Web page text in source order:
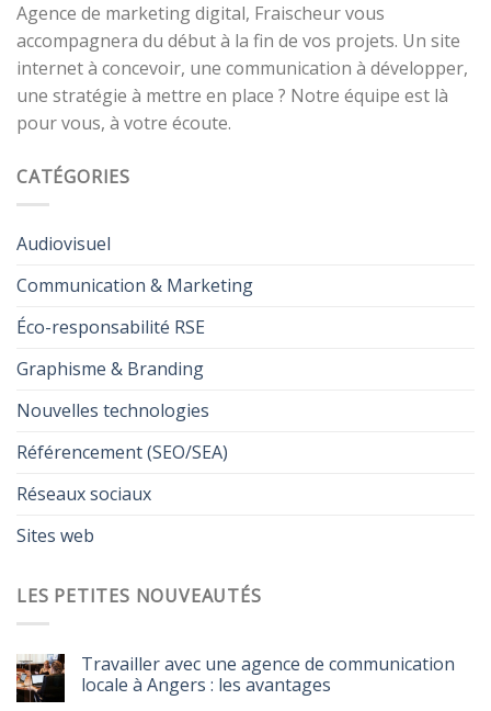
Agence de marketing digital, Fraischeur vous
accompagnera du début à la fin de vos projets. Un site
internet à concevoir, une communication à développer,
une stratégie à mettre en place ? Notre équipe est là
pour vous, à votre écoute.
CATÉGORIES
Audiovisuel
Communication & Marketing
Éco-responsabilité RSE
Graphisme & Branding
Nouvelles technologies
Référencement (SEO/SEA)
Réseaux sociaux
Sites web
LES PETITES NOUVEAUTÉS
Travailler avec une agence de communication
locale à Angers : les avantages